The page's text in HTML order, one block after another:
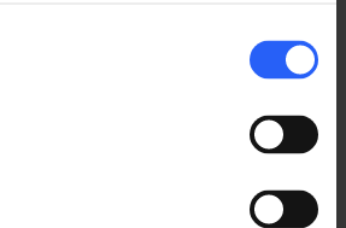
darmowego pliku i